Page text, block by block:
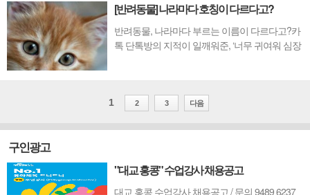
에서 사람들은 저마다의 방식으로 몸을 보호한
다. 홍콩 사람들에게 ‘음식’은 단순히 허기...
[반려동물] 나라마다 호칭이 다르다고?
반려동물, 나라마다 부르는 이름이 다르다고?카
톡 단톡방의 지적이 일깨워준, ‘너무 귀여워 심장
즘은 ‘애완견’이 아닌 ‘반려견’으로 부른다”는 지
1 2 3 다음
구인광고
"대교 홍콩" 수업강사 채용공고
대교 홍콩 수업강사 채용공고 / 문의 9489 6237